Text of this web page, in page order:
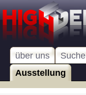
über uns Suche
Ausstellung